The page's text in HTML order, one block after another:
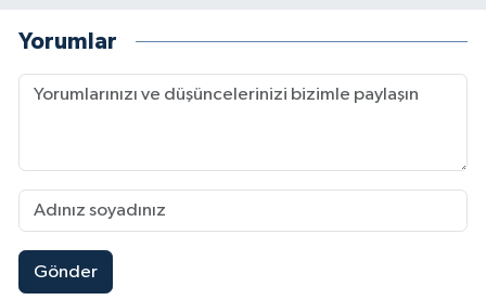
Yorumlar
Gönder